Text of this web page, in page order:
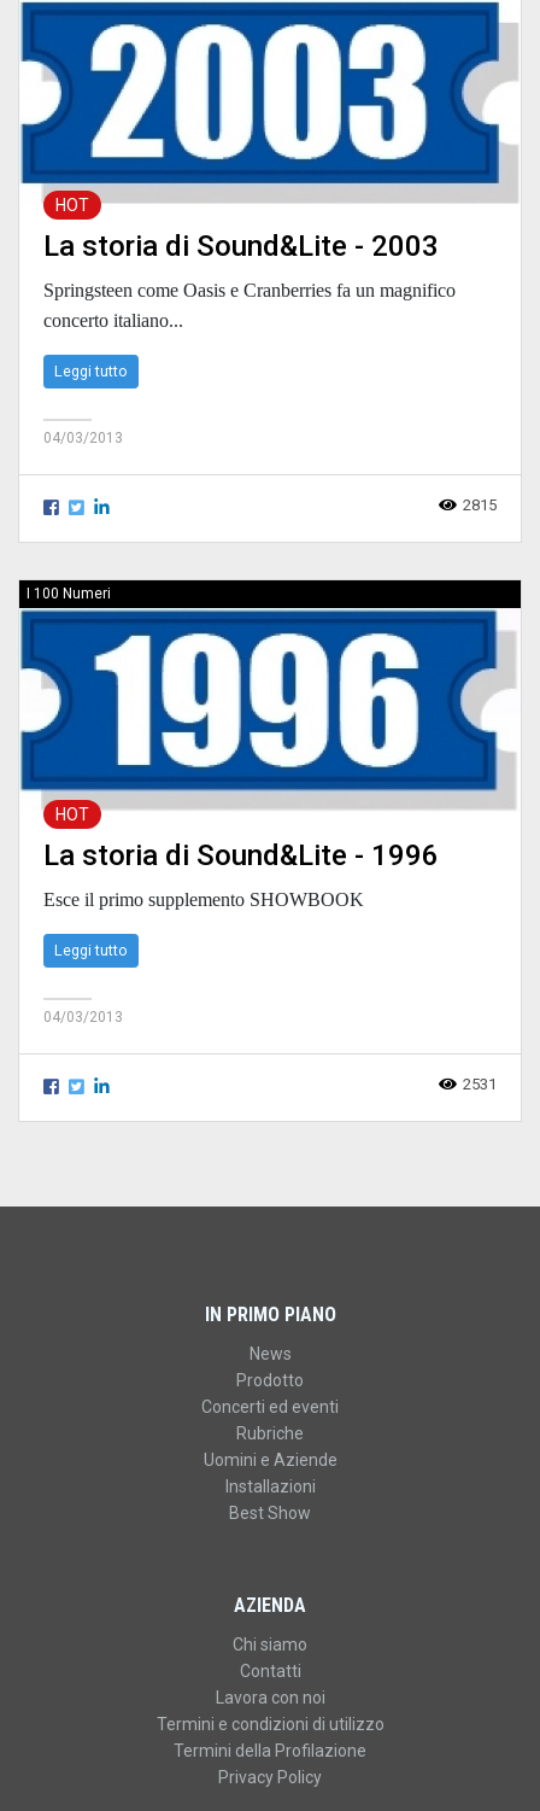
HOT
La storia di Sound&Lite - 2003
Springsteen come Oasis e Cranberries fa un magnifico
concerto italiano...
Leggi tutto
04/03/2013
2815
I 100 Numeri
HOT
La storia di Sound&Lite - 1996
Esce il primo supplemento SHOWBOOK
Leggi tutto
04/03/2013
2531
IN PRIMO PIANO
News
Prodotto
Concerti ed eventi
Rubriche
Uomini e Aziende
Installazioni
Best Show
AZIENDA
Chi siamo
Contatti
Lavora con noi
Termini e condizioni di utilizzo
Termini della Profilazione
Privacy Policy